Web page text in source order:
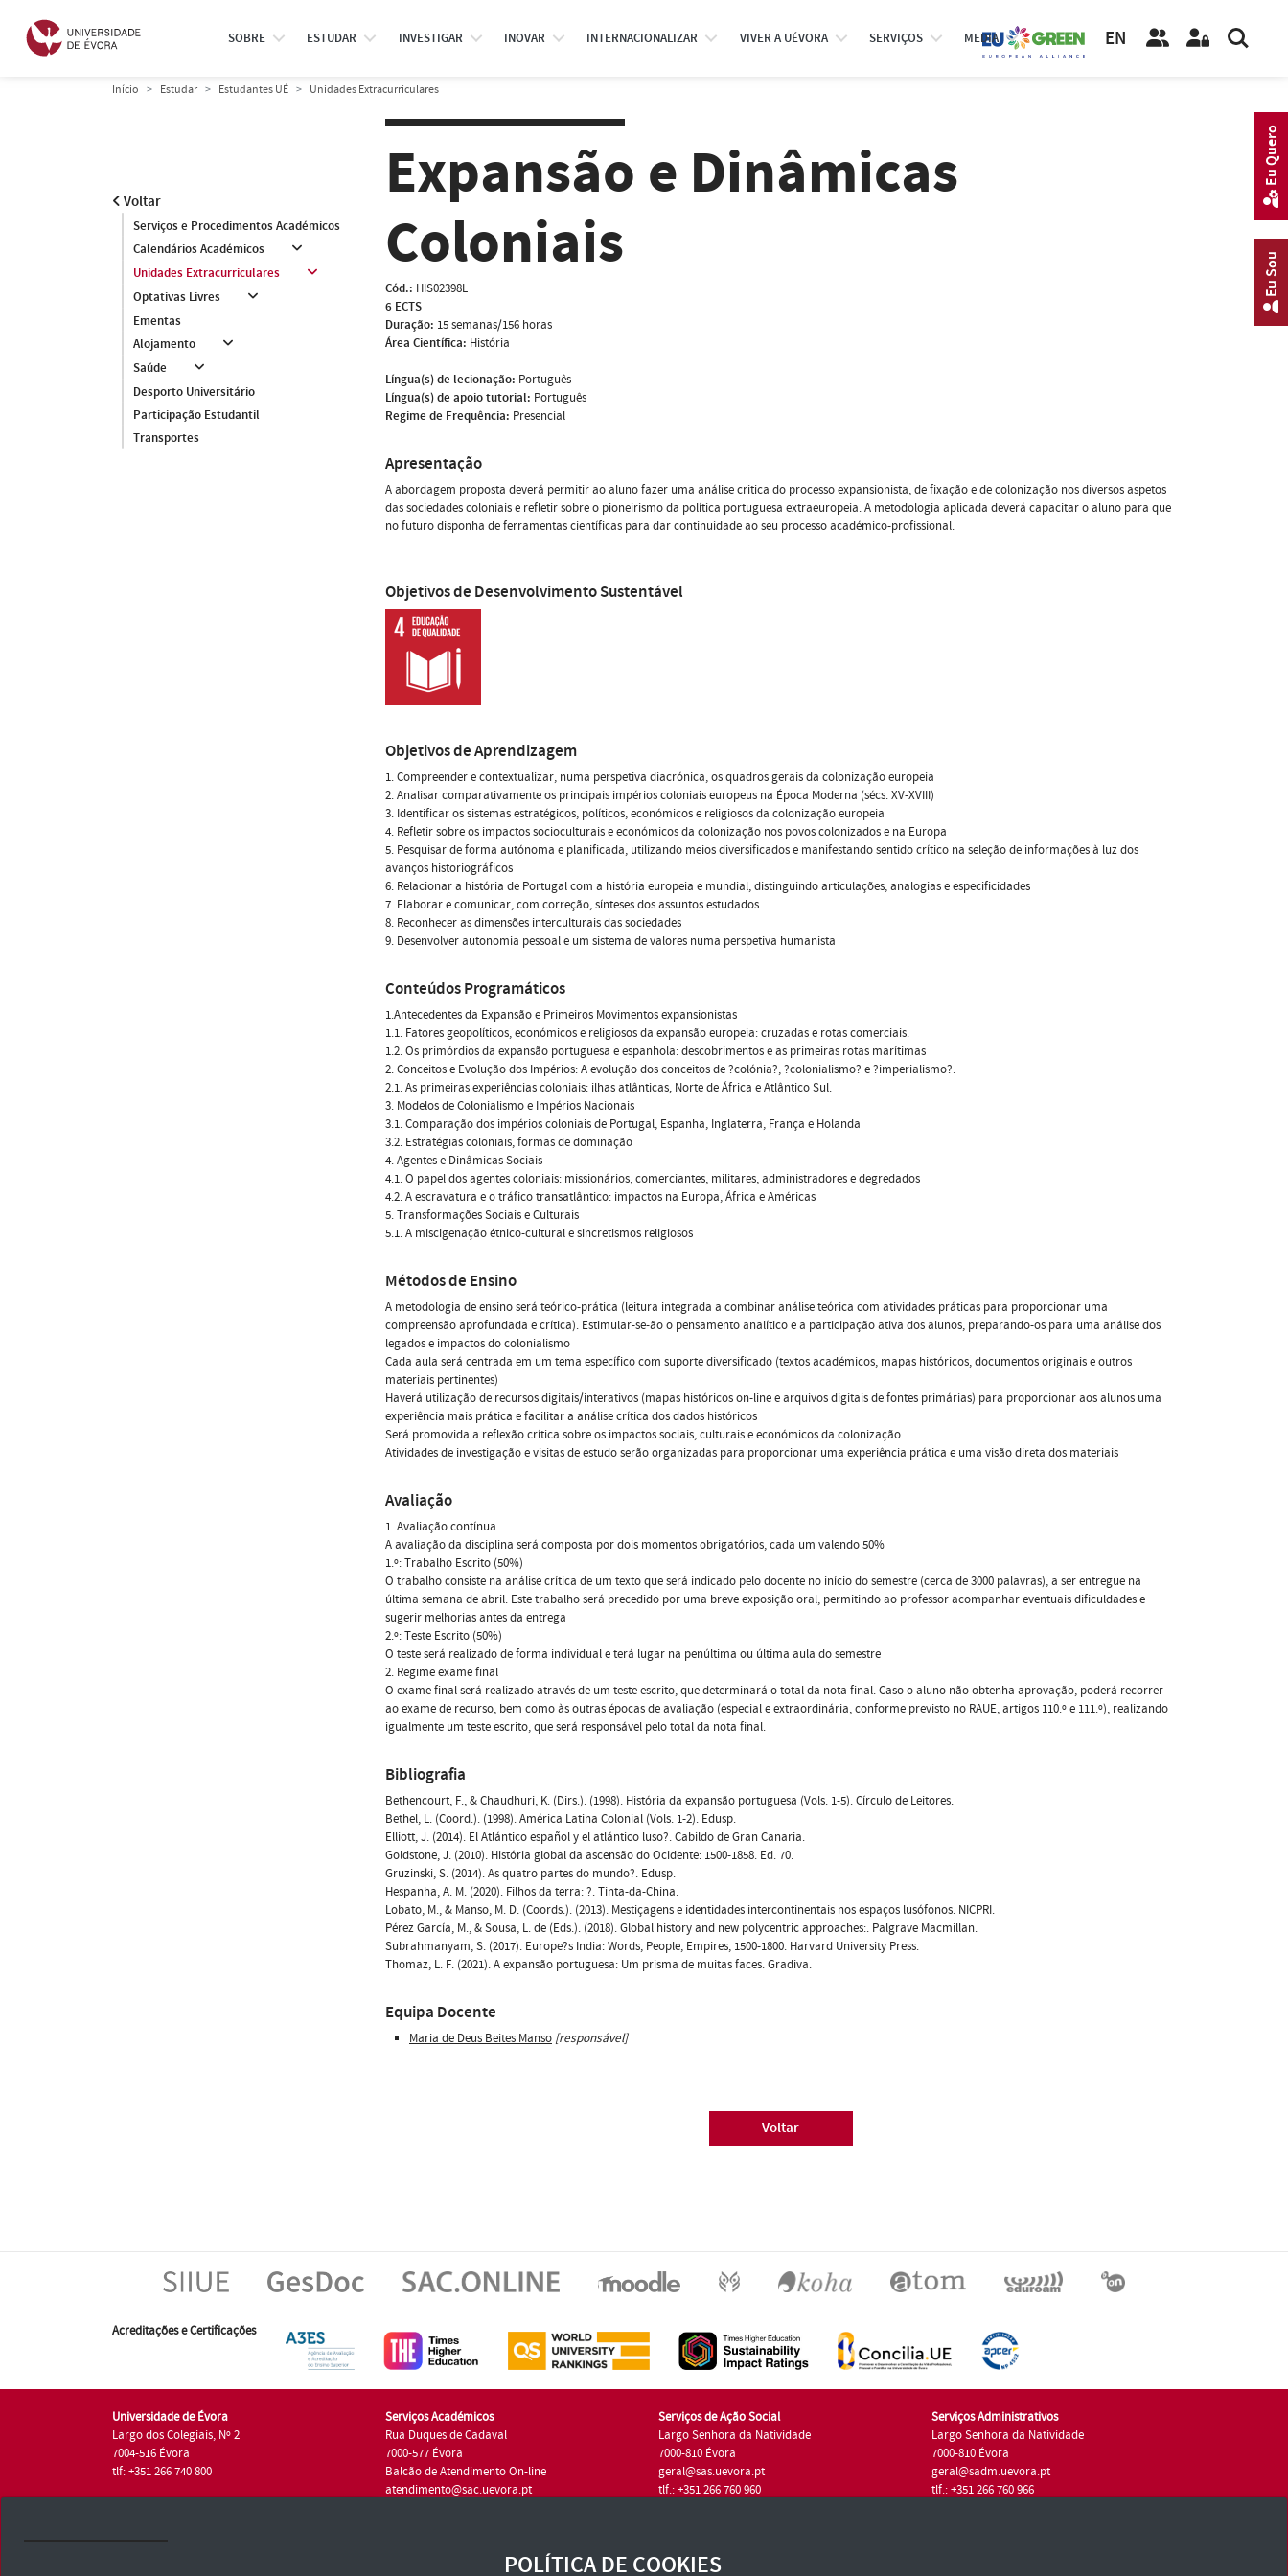
SOBRE ESTUDAR INVESTIGAR INOVAR INTERNACIONALIZAR VIVER A UÉVORA SERVIÇOS MEDIA EN
Início Estudar Estudantes UÉ Unidades Extracurriculares
Voltar
Serviços e Procedimentos Académicos
Calendários Académicos
Unidades Extracurriculares
Optativas Livres
Ementas
Alojamento
Saúde
Desporto Universitário
Participação Estudantil
Transportes
Expansão e Dinâmicas
Coloniais
Cód.: HIS02398L
6 ECTS
Duração: 15 semanas/156 horas
Área Científica: História
Língua(s) de lecionação: Português
Língua(s) de apoio tutorial: Português
Regime de Frequência: Presencial
Apresentação
A abordagem proposta deverá permitir ao aluno fazer uma análise critica do processo expansionista, de fixação e de colonização nos diversos aspetos
das sociedades coloniais e refletir sobre o pioneirismo da política portuguesa extraeuropeia. A metodologia aplicada deverá capacitar o aluno para que
no futuro disponha de ferramentas científicas para dar continuidade ao seu processo académico-profissional.
Objetivos de Desenvolvimento Sustentável
Objetivos de Aprendizagem
1. Compreender e contextualizar, numa perspetiva diacrónica, os quadros gerais da colonização europeia
2. Analisar comparativamente os principais impérios coloniais europeus na Época Moderna (sécs. XV-XVIII)
3. Identificar os sistemas estratégicos, políticos, económicos e religiosos da colonização europeia
4. Refletir sobre os impactos socioculturais e económicos da colonização nos povos colonizados e na Europa
5. Pesquisar de forma autónoma e planificada, utilizando meios diversificados e manifestando sentido crítico na seleção de informações à luz dos
avanços historiográficos
6. Relacionar a história de Portugal com a história europeia e mundial, distinguindo articulações, analogias e especificidades
7. Elaborar e comunicar, com correção, sínteses dos assuntos estudados
8. Reconhecer as dimensões interculturais das sociedades
9. Desenvolver autonomia pessoal e um sistema de valores numa perspetiva humanista
Conteúdos Programáticos
1.Antecedentes da Expansão e Primeiros Movimentos expansionistas
1.1. Fatores geopolíticos, económicos e religiosos da expansão europeia: cruzadas e rotas comerciais.
1.2. Os primórdios da expansão portuguesa e espanhola: descobrimentos e as primeiras rotas marítimas
2. Conceitos e Evolução dos Impérios: A evolução dos conceitos de ?colónia?, ?colonialismo? e ?imperialismo?.
2.1. As primeiras experiências coloniais: ilhas atlânticas, Norte de África e Atlântico Sul.
3. Modelos de Colonialismo e Impérios Nacionais
3.1. Comparação dos impérios coloniais de Portugal, Espanha, Inglaterra, França e Holanda
3.2. Estratégias coloniais, formas de dominação
4. Agentes e Dinâmicas Sociais
4.1. O papel dos agentes coloniais: missionários, comerciantes, militares, administradores e degredados
4.2. A escravatura e o tráfico transatlântico: impactos na Europa, África e Américas
5. Transformações Sociais e Culturais
5.1. A miscigenação étnico-cultural e sincretismos religiosos
Métodos de Ensino
A metodologia de ensino será teórico-prática (leitura integrada a combinar análise teórica com atividades práticas para proporcionar uma
compreensão aprofundada e crítica). Estimular-se-ão o pensamento analítico e a participação ativa dos alunos, preparando-os para uma análise dos
legados e impactos do colonialismo
Cada aula será centrada em um tema específico com suporte diversificado (textos académicos, mapas históricos, documentos originais e outros
materiais pertinentes)
Haverá utilização de recursos digitais/interativos (mapas históricos on-line e arquivos digitais de fontes primárias) para proporcionar aos alunos uma
experiência mais prática e facilitar a análise crítica dos dados históricos
Será promovida a reflexão crítica sobre os impactos sociais, culturais e económicos da colonização
Atividades de investigação e visitas de estudo serão organizadas para proporcionar uma experiência prática e uma visão direta dos materiais
Avaliação
1. Avaliação contínua
A avaliação da disciplina será composta por dois momentos obrigatórios, cada um valendo 50%
1.º: Trabalho Escrito (50%)
O trabalho consiste na análise crítica de um texto que será indicado pelo docente no início do semestre (cerca de 3000 palavras), a ser entregue na
última semana de abril. Este trabalho será precedido por uma breve exposição oral, permitindo ao professor acompanhar eventuais dificuldades e
sugerir melhorias antes da entrega
2.º: Teste Escrito (50%)
O teste será realizado de forma individual e terá lugar na penúltima ou última aula do semestre
2. Regime exame final
O exame final será realizado através de um teste escrito, que determinará o total da nota final. Caso o aluno não obtenha aprovação, poderá recorrer
ao exame de recurso, bem como às outras épocas de avaliação (especial e extraordinária, conforme previsto no RAUE, artigos 110.º e 111.º), realizando
igualmente um teste escrito, que será responsável pelo total da nota final.
Bibliografia
Bethencourt, F., & Chaudhuri, K. (Dirs.). (1998). História da expansão portuguesa (Vols. 1-5). Círculo de Leitores.
Bethel, L. (Coord.). (1998). América Latina Colonial (Vols. 1-2). Edusp.
Elliott, J. (2014). El Atlántico español y el atlántico luso?. Cabildo de Gran Canaria.
Goldstone, J. (2010). História global da ascensão do Ocidente: 1500-1858. Ed. 70.
Gruzinski, S. (2014). As quatro partes do mundo?. Edusp.
Hespanha, A. M. (2020). Filhos da terra: ?. Tinta-da-China.
Lobato, M., & Manso, M. D. (Coords.). (2013). Mestiçagens e identidades intercontinentais nos espaços lusófonos. NICPRI.
Pérez García, M., & Sousa, L. de (Eds.). (2018). Global history and new polycentric approaches:. Palgrave Macmillan.
Subrahmanyam, S. (2017). Europe?s India: Words, People, Empires, 1500-1800. Harvard University Press.
Thomaz, L. F. (2021). A expansão portuguesa: Um prisma de muitas faces. Gradiva.
Equipa Docente
Maria de Deus Beites Manso [responsável]
Voltar
Acreditações e Certificações
Universidade de Évora
Largo dos Colegiais, Nº 2
7004-516 Évora
tlf: +351 266 740 800
Serviços Académicos
Rua Duques de Cadaval
7000-577 Évora
Balcão de Atendimento On-line
atendimento@sac.uevora.pt
Serviços de Ação Social
Largo Senhora da Natividade
7000-810 Évora
geral@sas.uevora.pt
tlf.: +351 266 760 960
Serviços Administrativos
Largo Senhora da Natividade
7000-810 Évora
geral@sadm.uevora.pt
tlf.: +351 266 760 966
Eu Sou
Eu Quero
POLÍTICA DE COOKIES